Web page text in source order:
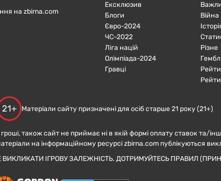
на zbirna.com
Ексклюзив
Блоги
Євро-2024
ЧC-2022
Ліга націй
Олімпіада-2024
Гравці
Війна
Різне
21+ Матеріали сайту призначені для осіб старше 21 року (21+)
також сайт не приймає ні в якій формі оплату ставок та/
на інформаційному ресурсі zbirna.com публікуються
ІГРОВУ ЗАЛЕЖНІСТЬ. ДОТРИМУЙТЕСЬ ПРАВИЛ